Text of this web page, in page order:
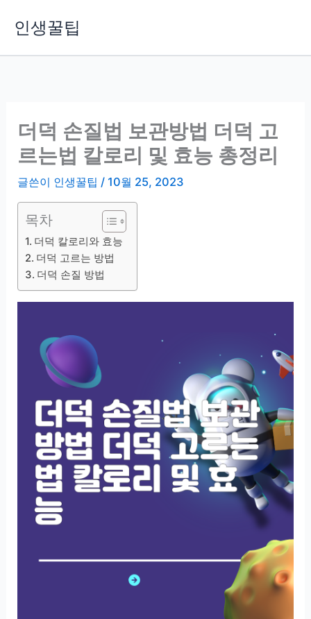
인생꿀팁
더덕 손질법 보관방법 더덕 고
르는법 칼로리 및 효능 총정리
글쓴이 인생꿀팁 / 10월 25, 2023
목차
더덕 칼로리와 효능
더덕 고르는 방법
더덕 손질 방법